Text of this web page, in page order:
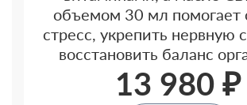
объемом 30 мл помогает
стресс, укрепить нервную
восстановить баланс
13 980 ₽